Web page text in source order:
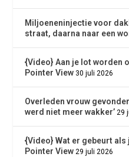
Miljoeneninjectie voor
straat, daarna naar een
{Video} Aan je lot worden
Pointer View 30 juli 2026
Overleden vrouw
werd niet meer wakker’ 29
{Video} Wat er gebeurt als
Pointer View 29 juli 2026